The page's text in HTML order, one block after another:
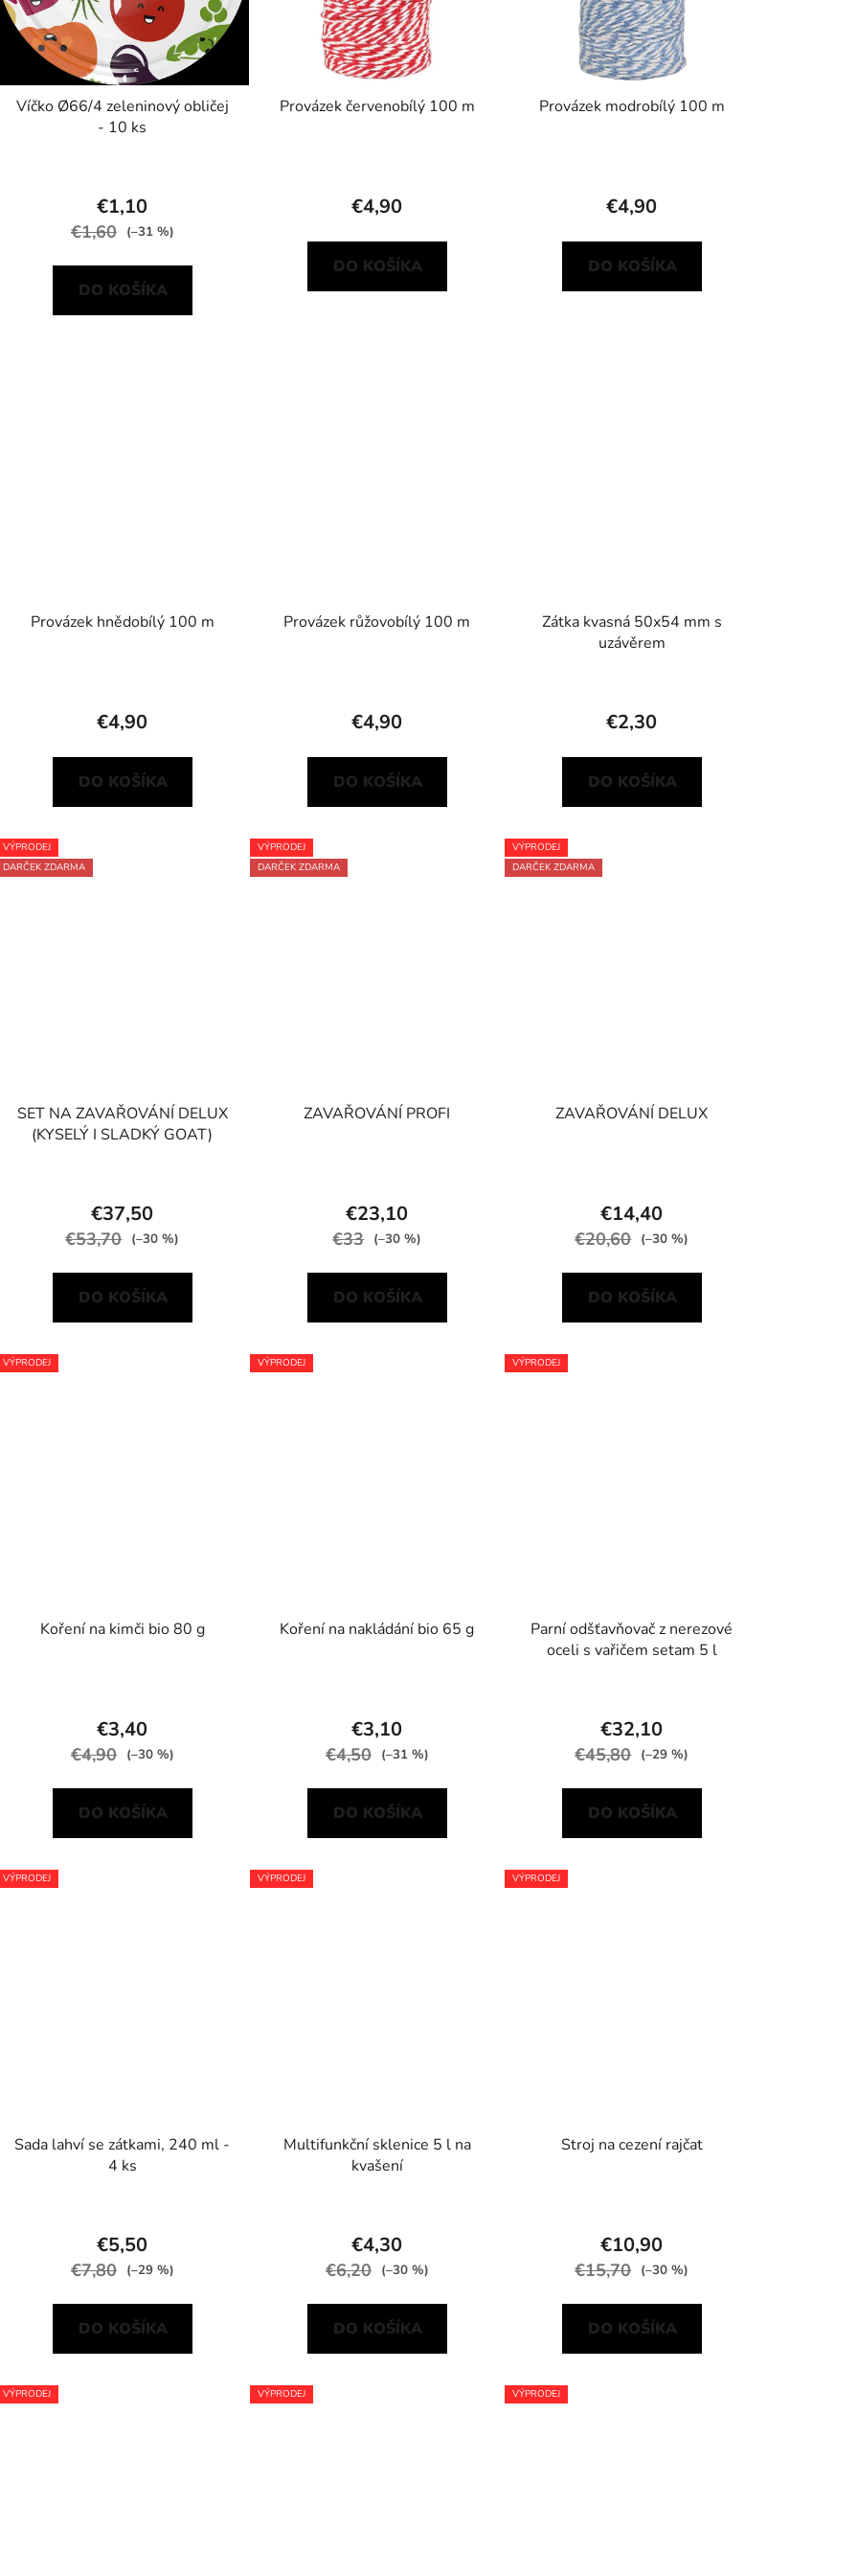
o
Víčko Ø66/4 zeleninový obličej
- 10 ks
€1,10
€1,60 (–31 %)
DO KOŠÍKA
Provázek červenobílý 100 m
€4,90
DO KOŠÍKA
Provázek modrobílý 100 m
€4,90
DO KOŠÍKA
Provázek hnědobílý 100 m
€4,90
DO KOŠÍKA
Provázek růžovobílý 100 m
€4,90
DO KOŠÍKA
Zátka kvasná 50x54 mm s
uzávěrem
€2,30
DO KOŠÍKA
VÝPRODEJ
DARČEK ZDARMA
SET NA ZAVAŘOVÁNÍ DELUX
(KYSELÝ I SLADKÝ GOAT)
€37,50
€53,70 (–30 %)
DO KOŠÍKA
VÝPRODEJ
DARČEK ZDARMA
ZAVAŘOVÁNÍ PROFI
€23,10
€33 (–30 %)
DO KOŠÍKA
VÝPRODEJ
DARČEK ZDARMA
ZAVAŘOVÁNÍ DELUX
€14,40
€20,60 (–30 %)
DO KOŠÍKA
VÝPRODEJ
Koření na kimči bio 80 g
€3,40
€4,90 (–30 %)
DO KOŠÍKA
VÝPRODEJ
Koření na nakládání bio 65 g
€3,10
€4,50 (–31 %)
DO KOŠÍKA
VÝPRODEJ
Parní odšťavňovač z nerezové
oceli s vařičem setam 5 l
€32,10
€45,80 (–29 %)
DO KOŠÍKA
VÝPRODEJ
Sada lahví se zátkami, 240 ml -
4 ks
€5,50
€7,80 (–29 %)
DO KOŠÍKA
VÝPRODEJ
Multifunkční sklenice 5 l na
kvašení
€4,30
€6,20 (–30 %)
DO KOŠÍKA
VÝPRODEJ
Stroj na cezení rajčat
€10,90
€15,70 (–30 %)
DO KOŠÍKA
VÝPRODEJ VÝPRODEJ VÝPRODEJ